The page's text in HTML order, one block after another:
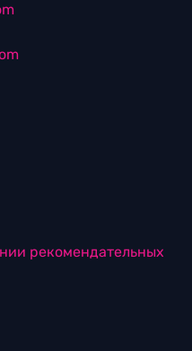
рекомендательных